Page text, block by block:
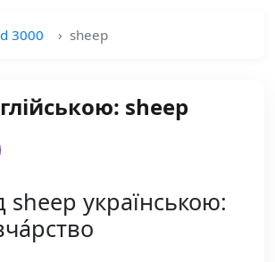
3000 sheep
sheep
sheep українською: